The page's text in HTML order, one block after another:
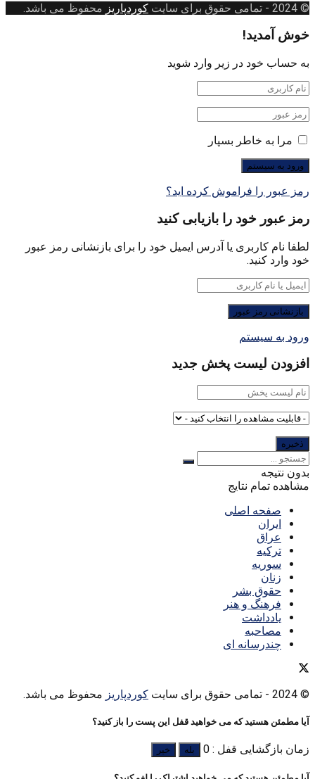
© 2024
- تمامی حقوق برای سایت کوردپاریز محفوظ می باشد.
خوش آمدید!
به حساب خود در زیر وارد شوید
مرا به خاطر بسپار
رمز عبور را فراموش کرده اید؟
رمز عبور خود را بازیابی کنید
لطفا نام کاربری یا آدرس ایمیل خود را برای بازنشانی رمز عبور
خود وارد کنید.
ورود به سیستم
افزودن لیست پخش جدید
بدون نتیجه
مشاهده تمام نتایج
صفحه اصلی
ایران
عراق
ترکیه
سوریه
زنان
حقوق بشر
فرهنگ و هنر
یادداشت
مصاحبه
چندرسانه ای
© 2024 - تمامی حقوق برای سایت کوردپاریز محفوظ می باشد.
آیا مطمئن هستید که می خواهید قفل این پست را باز کنید؟
زمان بازگشایی قفل : 0 بله خیر